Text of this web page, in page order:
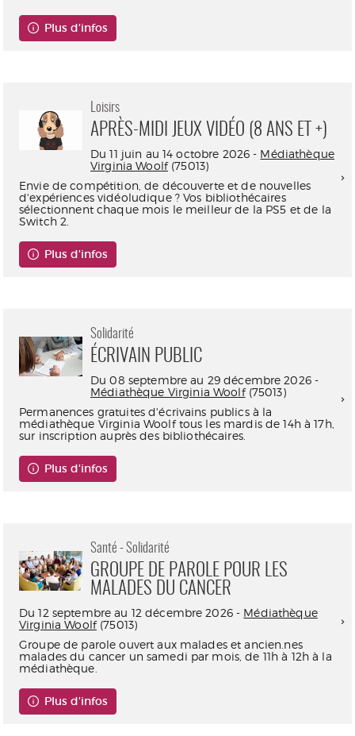
Plus d'infos
Loisirs
APRÈS-MIDI JEUX VIDÉO (8 ANS ET +)
Du 11 juin au 14 octobre 2026 - Médiathèque
Virginia Woolf(75013)
Envie de compétition, de découverte et de nouvelles
d'expériences vidéoludique ? Vos bibliothécaires
sélectionnent chaque mois le meilleur de la PS5 et de la
Switch 2.
Plus d'infos
Solidarité
ÉCRIVAIN PUBLIC
Du 08 septembre au 29 décembre 2026 -
Médiathèque Virginia Woolf(75013)
Permanences gratuites d'écrivains publics à la
médiathèque Virginia Woolf tous les mardis de 14h à 17h,
sur inscription auprès des bibliothécaires.
Plus d'infos
Santé - Solidarité
GROUPE DE PAROLE POUR LES
MALADES DU CANCER
Du 12 septembre au 12 décembre 2026 - Médiathèque
Virginia Woolf(75013)
Groupe de parole ouvert aux malades et ancien.nes
malades du cancer un samedi par mois, de 11h à 12h à la
médiathèque.
Plus d'infos